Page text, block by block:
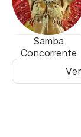
Samba
Concorrente